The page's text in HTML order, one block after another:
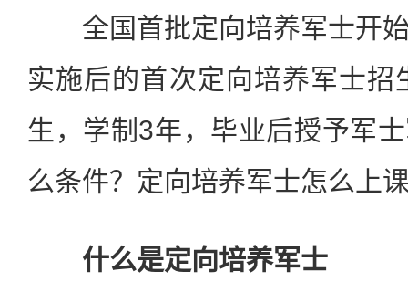
全国首批定向培养军士开始
实施后的首次定向培养军士招
生，学制3年，毕业后授予军
么条件？定向培养军士怎么上
什么是定向培养军士